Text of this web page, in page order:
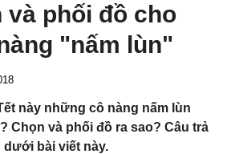
và phối đồ cho
"nấm lùn"
này những cô nàng nấm lùn
Chọn và phối đồ ra sao? Câu trả
dưới bài viết này.